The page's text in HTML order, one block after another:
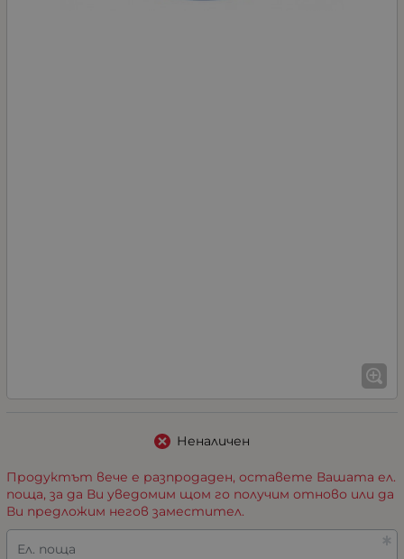
Неналичен
Продуктът вече е разпродаден, оставете Вашата ел.
поща, за да Ви уведомим щом го получим отново или да
Ви предложим негов заместител.
Ел. поща